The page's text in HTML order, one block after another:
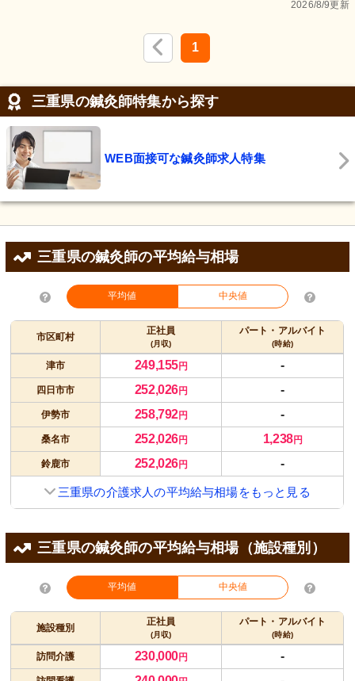
2026/8/9更新
1
三重県の鍼灸師特集から探す
WEB面接可な鍼灸師求人特集
三重県の鍼灸師の平均給与相場
平均値 中央値
市区町村
正社員
(月収)
パート・アルバイト
(時給)
津市 249,155円 -
四日市市 252,026円 -
伊勢市 258,792円 -
桑名市 252,026円 1,238円
鈴鹿市 252,026円 -
三重県の介護求人の平均給与相場をもっと見る
三重県の鍼灸師の平均給与相場（施設種別）
平均値 中央値
施設種別
正社員
(月収)
パート・アルバイト
(時給)
訪問介護 230,000円 -